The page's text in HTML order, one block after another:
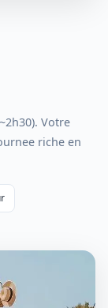
Votre
riche en